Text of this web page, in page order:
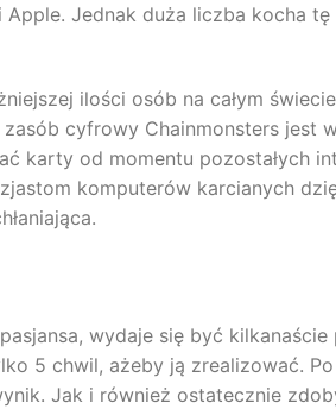
Jednak duża liczba kocha tę
ilości osób na całym
cyfrowy Chainmonsters jest
karty od momentu pozostałych
komputerów karcianych
wydaje się być
5 chwil, ażeby ją zrealizować.
Jak i również ostatecznie